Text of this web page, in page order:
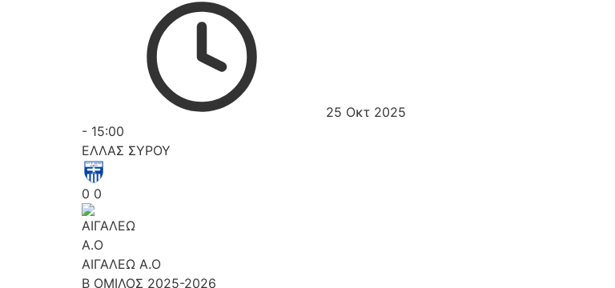
25 Οκτ 2025
- 15:00
ΕΛΛΑΣ ΣΥΡΟΥ
0 0
ΑΙΓΑΛΕΩ A.O
Β ΟΜΙΛΟΣ 2025-2026